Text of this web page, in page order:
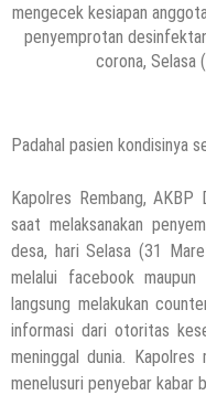
mengecek kesiapan
penyemprotan
corona, Selasa
Padahal pasien kondisinya
Kapolres Rembang, AKBP
saat melaksanakan
desa, hari Selasa (31
melalui facebook
langsung melakukan
informasi dari otoritas
meninggal dunia.
menelusuri penyebar kabar